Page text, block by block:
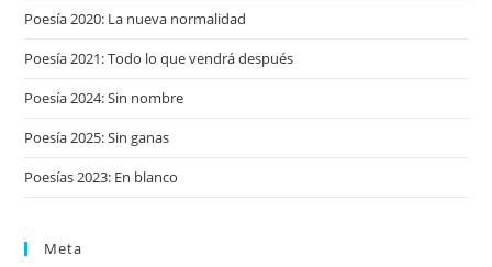
Poesía 2020: La nueva normalidad
Poesía 2021: Todo lo que vendrá después
Poesía 2024: Sin nombre
Poesía 2025: Sin ganas
Poesías 2023: En blanco
Meta